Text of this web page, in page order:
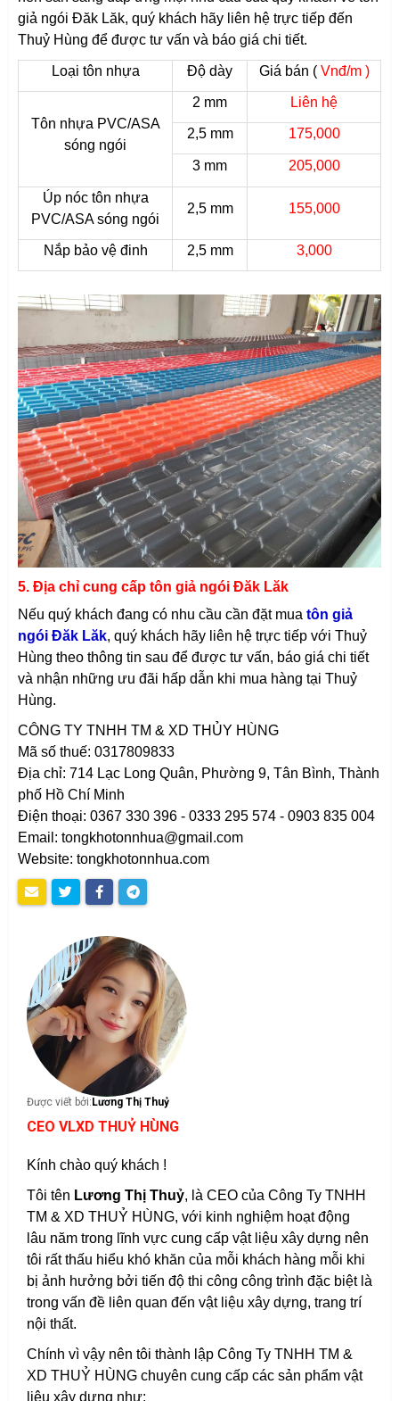
giả ngói Đăk Lăk, quý khách hãy liên hệ trực tiếp đến
Thuỷ Hùng để được tư vấn và báo giá chi tiết.
Loại tôn nhựa Độ dày Giá bán ( Vnđ/m )
Tôn nhựa PVC/ASA
sóng ngói
2 mm Liên hệ
2,5 mm 175,000
3 mm 205,000
Úp nóc tôn nhựa
PVC/ASA sóng ngói
2,5 mm 155,000
Nắp bảo vệ đinh 2,5 mm 3,000
5. Địa chỉ cung cấp tôn giả ngói Đăk Lăk
Nếu quý khách đang có nhu cầu cần đặt mua tôn giả
ngói Đăk Lăk, quý khách hãy liên hệ trực tiếp với Thuỷ
Hùng theo thông tin sau để được tư vấn, báo giá chi tiết
và nhận những ưu đãi hấp dẫn khi mua hàng tại Thuỷ
Hùng.
CÔNG TY TNHH TM & XD THỦY HÙNG
Mã số thuế: 0317809833
Địa chỉ: 714 Lạc Long Quân, Phường 9, Tân Bình, Thành
phố Hồ Chí Minh
Điện thoại: 0367 330 396 - 0333 295 574 - 0903 835 004
Email: tongkhotonnhua@gmail.com
Website: tongkhotonnhua.com
Được viết bởi: Lương Thị Thuỷ
CEO VLXD THUỶ HÙNG
Kính chào quý khách !
Tôi tên Lương Thị Thuỷ, là CEO của Công Ty TNHH
TM & XD THUỶ HÙNG, với kinh nghiệm hoạt động
lâu năm trong lĩnh vực cung cấp vật liệu xây dựng nên
tôi rất thấu hiểu khó khăn của mỗi khách hàng mỗi khi
bị ảnh hưởng bởi tiến độ thi công công trình đặc biệt là
trong vấn đề liên quan đến vật liệu xây dựng, trang trí
nội thất.
Chính vì vậy nên tôi thành lập Công Ty TNHH TM &
XD THUỶ HÙNG chuyên cung cấp các sản phẩm vật
liệu xây dựng như: